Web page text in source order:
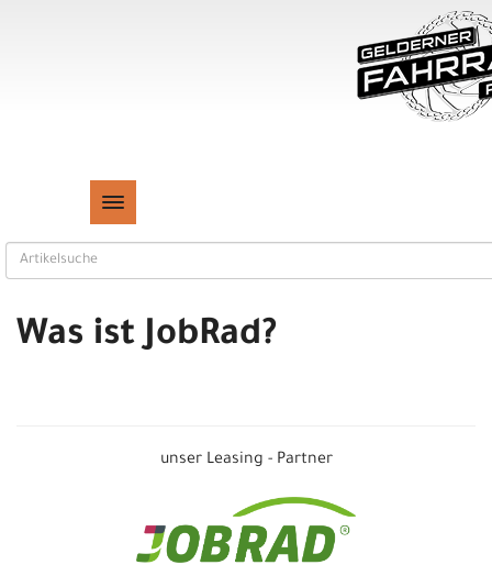
TOGGLE NAVIGATION
Was ist JobRad?
unser Leasing - Partner